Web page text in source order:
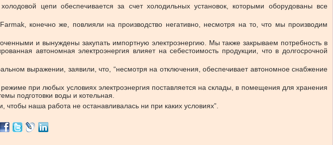
цепи обеспечивается за счет холодильных установок, которыми оборудованы все
конечно же, повлияли на производство негативно, несмотря на то, что мы производим
и вынуждены закупать импортную электроэнергию. Мы также закрываем потребность в
автономная электроэнергия влияет на себестоимость продукции, что в долгосрочной
выражении, заявили, что, “несмотря на отключения, обеспечивает автономное снабжение
при любых условиях электроэнергия поставляется на склады, в помещения для хранения
подготовки воды и котельная.
наша работа не останавливалась ни при каких условиях”.